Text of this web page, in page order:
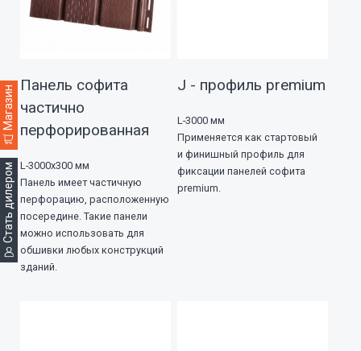
Стать дилером
Магазин Панель софита
частично
перфорированная
L-3000х300 мм
Панель имеет частичную
перфорацию, расположенную
посередине. Такие панели
можно использовать для
обшивки любых конструкций
зданий.
J - профиль premium
L-3000 мм
Применяется как стартовый
и финишный профиль для
фиксации панелей софита
premium.